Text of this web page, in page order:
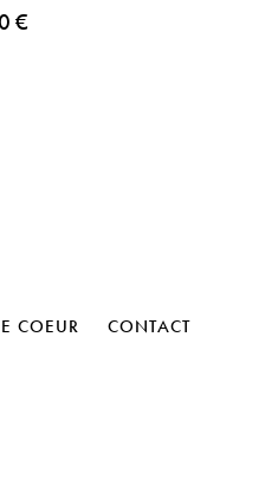
€
COEUR CONTACT